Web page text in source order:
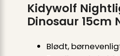
Kidywolf
Dinosaur 15cm
Blødt,